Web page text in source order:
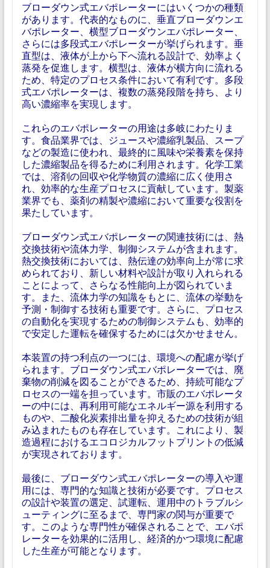
ブローダウン式エバポレーターにはいくつかの種類
があります。代表的なものに、垂直ブローダウンエ
バポレーター、横型ブローダウンエバポレーター、
さらには多段式エバポレーターが挙げられます。垂
直型は、液体が上から下へ流れる設計で、効率よく
蒸発を促進します。横型は、液体が横方向に流れる
ため、特定のプロセス条件において有利です。多段
式エバポレーターは、複数の蒸発段階を持ち、より
高い濃縮率を実現します。
これらのエバポレーターの用途は多岐にわたりま
す。食品業界では、ジュースや濃縮乳製品、スープ
などの製造に使われ、最終的に風味や栄養素を保持
した濃縮製品を得るために利用されます。化学工業
では、溶剤の回収や化学物質の濃縮に広く使用さ
れ、効率的な生産プロセスに貢献しています。製薬
業界でも、薬剤の精製や濃縮において重要な役割を
果たしています。
ブローダウン式エバポレーターの関連技術には、熱
交換技術や流体力学、制御システムが含まれます。
熱交換技術においては、熱伝達の効率向上が常に求
められており、新しい材料や設計が取り入れられる
ことによって、さらなる性能向上が図られていま
す。また、流体力学の知識をもとに、流体の挙動を
予測・制御する技術も重要です。さらに、プロセス
の自動化を実現するための制御システムも、効率的
で安定した運転を確保するためには欠かせません。
本装置の持つ利点の一つには、環境への配慮が挙げ
られます。ブローダウン式エバポレーターでは、廃
棄物の削減を図ることができるため、持続可能なプ
ロセスの一端を担っています。市販のエバポレータ
ーの中には、再利用可能なエネルギー源を利用する
ものや、二酸化炭素排出量を抑えるための技術が組
み込まれたものも存在しています。これにより、製
造過程におけるエコロジカルフットプリントの低減
が実現されております。
最後に、ブローダウン式エバポレーターの導入や運
用には、専門的な知識と技術が必要です。プロセス
の設計や装置の選定、試運転、運用中のトラブルシ
ューティングに至るまで、専門家の関与が重要で
す。このような専門性が確保されることで、エバポ
レーターを効果的に活用し、経済的かつ環境に配慮
した生産が可能となります。